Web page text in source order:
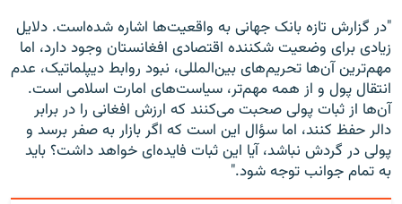
"در گزارش تازه بانک جهانی به واقعیت‌ها اشاره شده‌است. دلایل
زیادی برای وضعیت شکننده اقتصادی افغانستان وجود دارد، اما
مهم‌ترین آن‌ها تحریم‌های بین‌المللی، نبود روابط دیپلماتیک، عدم
انتقال پول و از همه مهم‌تر، سیاست‌های امارت اسلامی است.
آن‌ها از ثبات پولی صحبت می‌کنند که ارزش افغانی را در برابر
دالر حفظ کنند، اما سؤال این است که اگر بازار به صفر برسد و
پولی در گردش نباشد، آیا این ثبات فایده‌ای خواهد داشت؟ باید
به تمام جوانب توجه شود."